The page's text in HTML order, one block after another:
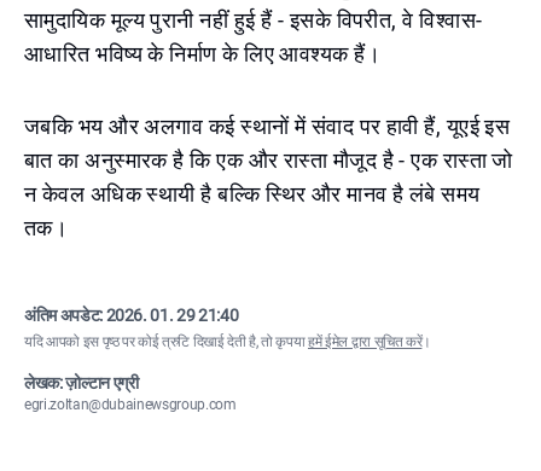
सामुदायिक मूल्य पुरानी नहीं हुई हैं - इसके विपरीत, वे विश्वास-
आधारित भविष्य के निर्माण के लिए आवश्यक हैं।
जबकि भय और अलगाव कई स्थानों में संवाद पर हावी हैं, यूएई इस
बात का अनुस्मारक है कि एक और रास्ता मौजूद है - एक रास्ता जो
न केवल अधिक स्थायी है बल्कि स्थिर और मानव है लंबे समय
तक।
अंतिम अपडेट:2026. 01. 29 21:40
यदि आपको इस पृष्ठ पर कोई त्रुटि दिखाई देती है, तो कृपयाहमें ईमेल द्वारा सूचित करें।
लेखक: ज़ोल्टान एग्री
egri.zoltan@dubainewsgroup.com